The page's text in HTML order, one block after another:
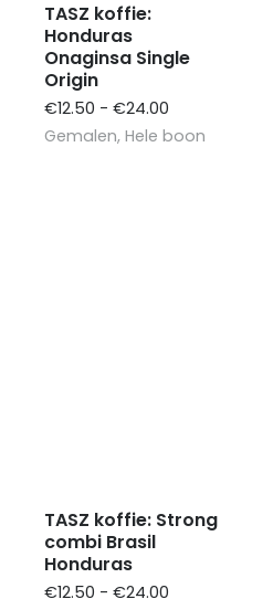
TASZ koffie:
Honduras
Onaginsa Single
Origin
€12.50 - €24.00
€12.50
Gemalen, Hele boon
TASZ koffie: Strong
combi Brasil
Honduras
€12.50 - €24.00